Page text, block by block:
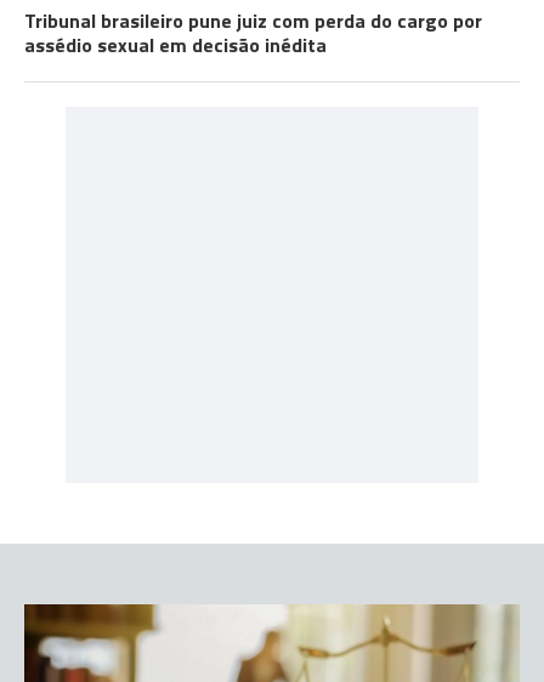
Tribunal brasileiro pune juiz com perda do cargo por
assédio sexual em decisão inédita